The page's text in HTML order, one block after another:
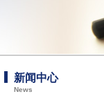
新闻中心
News